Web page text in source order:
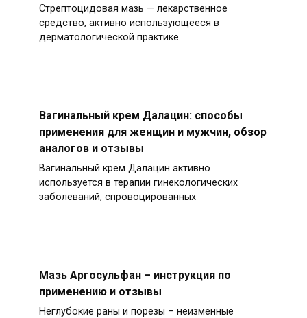
Стрептоцидовая мазь — лекарственное
средство, активно использующееся в
дерматологической практике.
Вагинальный крем Далацин: способы
применения для женщин и мужчин, обзор
аналогов и отзывы
Вагинальный крем Далацин активно
используется в терапии гинекологических
заболеваний, спровоцированных
Мазь Аргосульфан – инструкция по
применению и отзывы
Неглубокие раны и порезы – неизменные